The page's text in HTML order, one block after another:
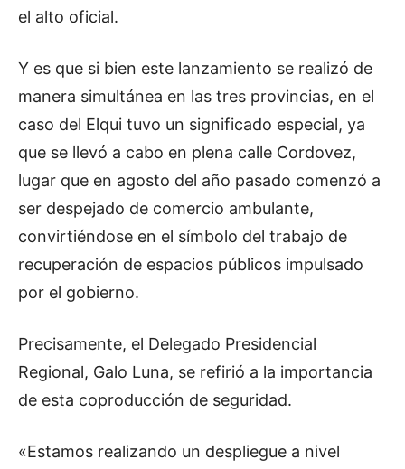
el alto oficial.
Y es que si bien este lanzamiento se realizó de
manera simultánea en las tres provincias, en el
caso del Elqui tuvo un significado especial, ya
que se llevó a cabo en plena calle Cordovez,
lugar que en agosto del año pasado comenzó a
ser despejado de comercio ambulante,
convirtiéndose en el símbolo del trabajo de
recuperación de espacios públicos impulsado
por el gobierno.
Precisamente, el Delegado Presidencial
Regional, Galo Luna, se refirió a la importancia
de esta coproducción de seguridad.
«Estamos realizando un despliegue a nivel